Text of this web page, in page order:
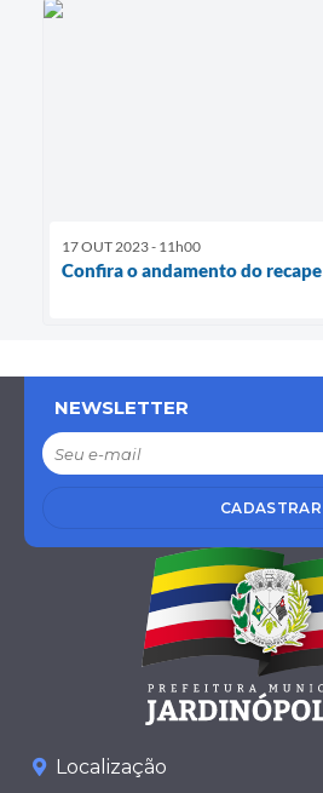
17 OUT 2023 - 11h00
Confira o andamento do recape
NEWSLETTER
CADASTRAR
Localização